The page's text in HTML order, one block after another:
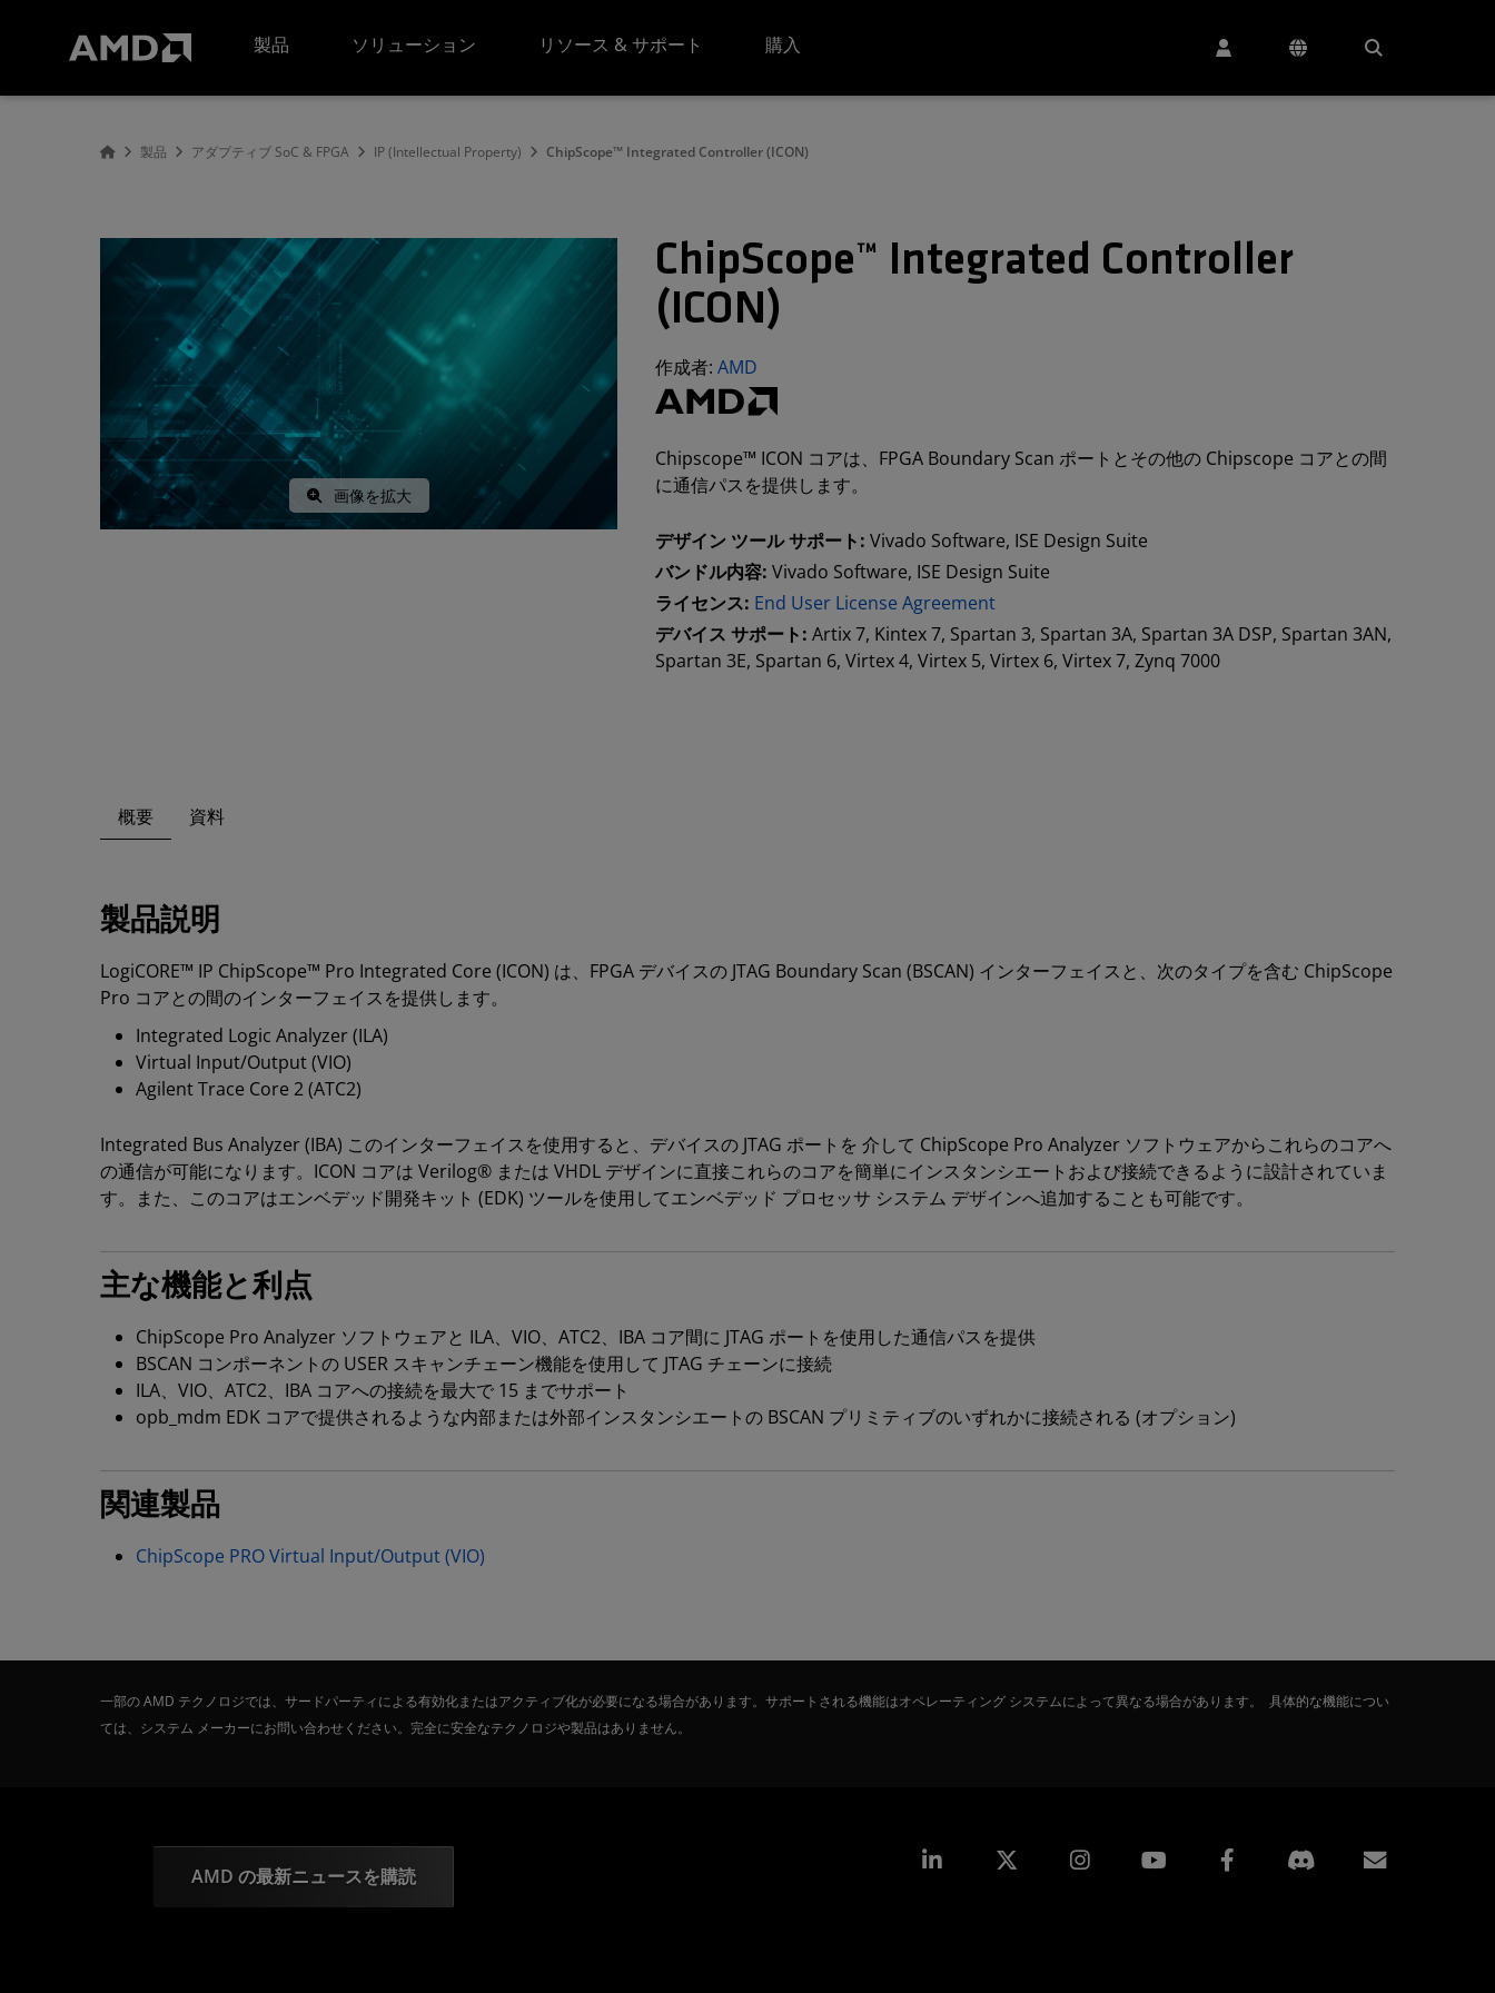
製品
ソリューション リソース & サポート 購入
製品 アダプティブ SoC & FPGA IP (Intellectual Property) ChipScope™ Integrated Controller (ICON)
画像を拡大
ChipScope™ Integrated Controller
(ICON)
作成者:AMD
Chipscope™ ICON コアは、FPGA Boundary Scan ポートとその他の Chipscope コアとの間
に通信パスを提供します。
デザイン ツール サポート:Vivado Software, ISE Design Suite
バンドル内容:Vivado Software, ISE Design Suite
ライセンス: End User License Agreement
デバイス サポート:Artix 7, Kintex 7, Spartan 3, Spartan 3A, Spartan 3A DSP, Spartan 3AN,
Spartan 3E, Spartan 6, Virtex 4, Virtex 5, Virtex 6, Virtex 7, Zynq 7000
概要 資料
製品説明
LogiCORE™ IP ChipScope™ Pro Integrated Core (ICON) は、FPGA デバイスの JTAG Boundary Scan (BSCAN) インターフェイスと、次のタイプを含む ChipScope
Pro コアとの間のインターフェイスを提供します。
Integrated Logic Analyzer (ILA)
Virtual Input/Output (VIO)
Agilent Trace Core 2 (ATC2)
Integrated Bus Analyzer (IBA) このインターフェイスを使用すると、デバイスの JTAG ポートを 介して ChipScope Pro Analyzer ソフトウェアからこれらのコアへ
の通信が可能になります。ICON コアは Verilog® または VHDL デザインに直接これらのコアを簡単にインスタンシエートおよび接続できるように設計されていま
す。また、このコアはエンベデッド開発キット (EDK) ツールを使用してエンベデッド プロセッサ システム デザインへ追加することも可能です。
主な機能と利点
ChipScope Pro Analyzer ソフトウェアと ILA、VIO、ATC2、IBA コア間に JTAG ポートを使用した通信パスを提供
BSCAN コンポーネントの USER スキャンチェーン機能を使用して JTAG チェーンに接続
ILA、VIO、ATC2、IBA コアへの接続を最大で 15 までサポート
opb_mdm EDK コアで提供されるような内部または外部インスタンシエートの BSCAN プリミティブのいずれかに接続される (オプション)
関連製品
ChipScope PRO Virtual Input/Output (VIO)
一部の AMD テクノロジでは、サードパーティによる有効化またはアクティブ化が必要になる場合があります。サポートされる機能はオペレーティング システムによって異なる場合があります。 具体的な機能につい
ては、システム メーカーにお問い合わせください。完全に安全なテクノロジや製品はありません。
AMD の最新ニュースを購読
Linkedin Instagram Facebook